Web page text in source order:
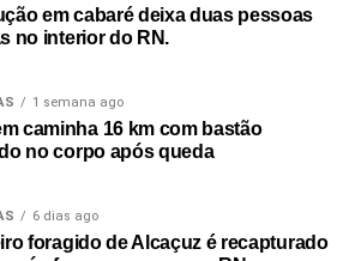
em cabaré deixa duas pessoas
no interior do RN.
1 semana ago
caminha 16 km com bastão
no corpo após queda
6 dias ago
foragido de Alcaçuz é recapturado